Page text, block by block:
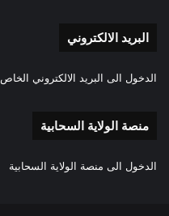
البريد الالكتروني
الدخول الى البريد الالكتروني الخاص
منصة الولاية السحابية
الدخول الى منصة الولاية السحابية